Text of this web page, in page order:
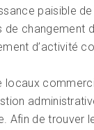
paisible
changement
d’activité
Afin de trouver